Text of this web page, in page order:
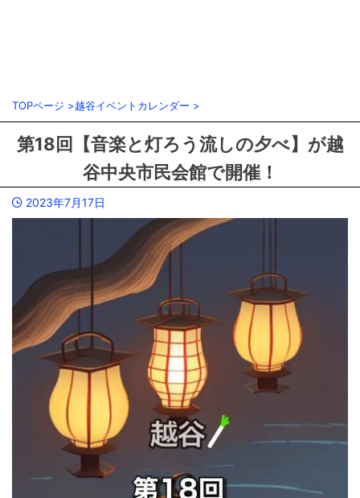
TOPページ >越谷イベントカレンダー >
第18回【音楽と灯ろう流しの夕べ】が越
谷中央市民会館で開催！
2023年7月17日